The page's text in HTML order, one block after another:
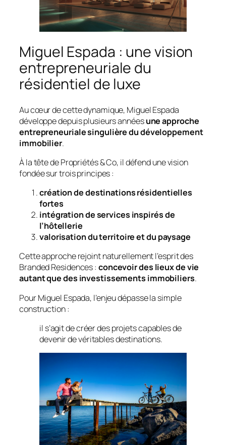
Miguel Espada : une vision
entrepreneuriale du
résidentiel de luxe
Au cœur de cette dynamique, Miguel Espada
développe depuis plusieurs annéesune approche
entrepreneuriale singulière du développement
immobilier.
À la tête de Propriétés & Co, il défend une vision
fondée sur trois principes :
création de destinations résidentielles
fortes
intégration de services inspirés de
l’hôtellerie
valorisation du territoire et du paysage
Cette approche rejoint naturellement l’esprit des
Branded Residences : concevoir des lieux de vie
autant que des investissements immobiliers.
Pour Miguel Espada, l’enjeu dépasse la simple
construction :
il s’agit de créer des projets capables de
devenir de véritables destinations.